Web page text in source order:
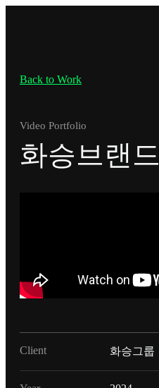
Back to Work
Video Portfolio
화승브랜
Client 화승그룹